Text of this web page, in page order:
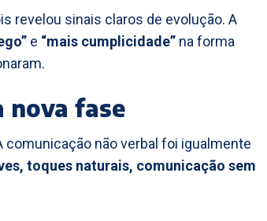
revelou sinais claros de evolução. A
e “mais cumplicidade” na forma
nova fase
comunicação não verbal foi igualmente
toques naturais, comunicação sem